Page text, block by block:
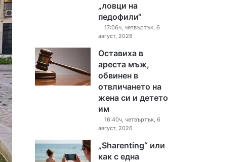
„ловци на
педофили“
17:06ч, четвъртък, 6
август, 2026
Оставиха в
ареста мъж,
обвинен в
отвличането на
жена си и детето
им
16:40ч, четвъртък, 6
август, 2026
„Sharenting“ или
как с една